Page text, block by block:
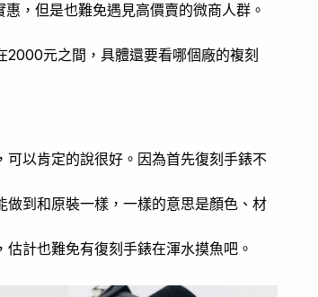
，但是也難免遇見高價賣的微商人群。
元之間，具體還要看哪個廠的複刻
以肯定的說很好。因為首先復刻手錶不
到和原裝一樣，一樣的意思是顏色、材
計也難免有復刻手錶在渾水摸魚吧。